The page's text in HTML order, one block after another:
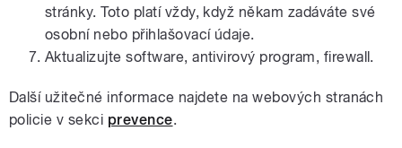
stránky. Toto platí vždy, když někam zadáváte své
osobní nebo přihlašovací údaje.
Aktualizujte software, antivirový program, firewall.
Další užitečné informace najdete na webových stranách
policie v sekci prevence.